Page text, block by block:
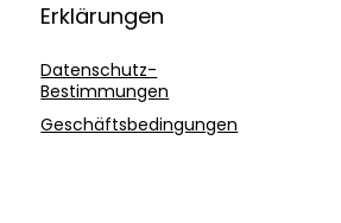
Erklärungen
Datenschutz-
Bestimmungen
Geschäftsbedingungen